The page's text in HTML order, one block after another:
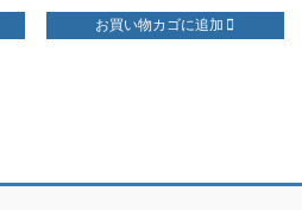
お買い物カゴに追加